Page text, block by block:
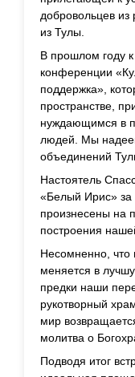
добровольцев из
из Тулы.
В прошлом году
конференции
поддержка»,
пространстве,
нуждающимся в
людей. Мы
объединений
Настоятель
«Белый Ирис» за
произнесены на
построения
Несомненно, что
меняется в
предки наши
рукотворный
мир
молитва о
Подводя итог